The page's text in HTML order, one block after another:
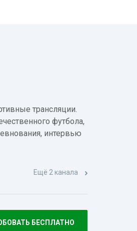
трансляции.
футбола,
интервью
Ещё 2 канала
БЕСПЛАТНО